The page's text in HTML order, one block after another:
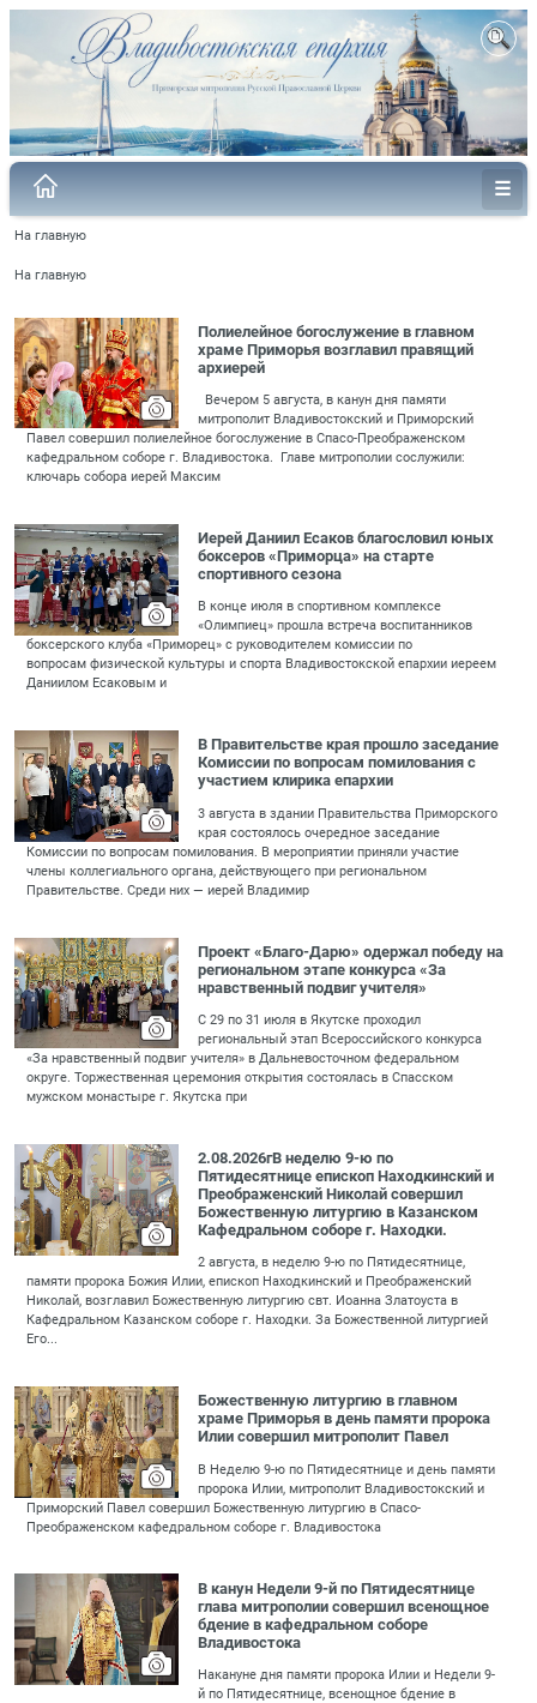
На главную
На главную
Полиелейное богослужение в главном
храме Приморья возглавил правящий
архиерей
Вечером 5 августа, в канун дня памяти
митрополит Владивостокский и Приморский
Павел совершил полиелейное богослужение в Спасо-Преображенском
кафедральном соборе г. Владивостока. Главе митрополии сослужили:
ключарь собора иерей Максим
Иерей Даниил Есаков благословил юных
боксеров «Приморца» на старте
спортивного сезона
В конце июля в спортивном комплексе
«Олимпиец» прошла встреча воспитанников
боксерского клуба «Приморец» с руководителем комиссии по
вопросам физической культуры и спорта Владивостокской епархии иереем
Даниилом Есаковым и
В Правительстве края прошло заседание
Комиссии по вопросам помилования с
участием клирика епархии
3 августа в здании Правительства Приморского
края состоялось очередное заседание
Комиссии по вопросам помилования. В мероприятии приняли участие
члены коллегиального органа, действующего при региональном
Правительстве. Среди них — иерей Владимир
Проект «Благо-Дарю» одержал победу на
региональном этапе конкурса «За
нравственный подвиг учителя»
С 29 по 31 июля в Якутске проходил
региональный этап Всероссийского конкурса
«За нравственный подвиг учителя» в Дальневосточном федеральном
округе. Торжественная церемония открытия состоялась в Спасском
мужском монастыре г. Якутска при
2.08.2026гВ неделю 9-ю по
Пятидесятнице епископ Находкинский и
Преображенский Николай совершил
Божественную литургию в Казанском
Кафедральном соборе г. Находки.
2 августа, в неделю 9-ю по Пятидесятнице,
памяти пророка Божия Илии, епископ Находкинский и Преображенский
Николай, возглавил Божественную литургию свт. Иоанна Златоуста в
Кафедральном Казанском соборе г. Находки. За Божественной литургией
Его...
Божественную литургию в главном
храме Приморья в день памяти пророка
Илии совершил митрополит Павел
В Неделю 9-ю по Пятидесятнице и день памяти
пророка Илии, митрополит Владивостокский и
Приморский Павел совершил Божественную литургию в Спасо-
Преображенском кафедральном соборе г. Владивостока
В канун Недели 9-й по Пятидесятнице
глава митрополии совершил всенощное
бдение в кафедральном соборе
Владивостока
Накануне дня памяти пророка Илии и Недели 9-
й по Пятидесятнице, всенощное бдение в